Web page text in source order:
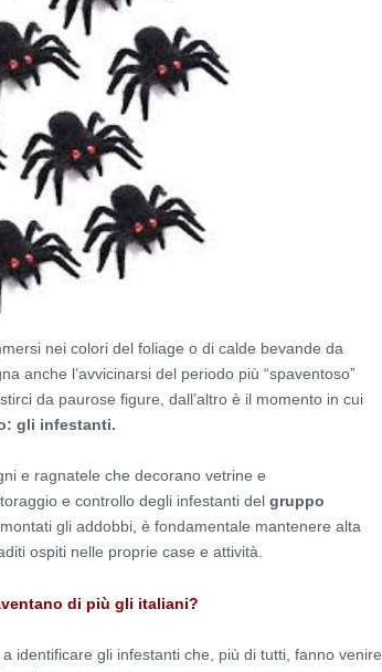
nei colori del foliage o di calde bevande da
anche l’avvicinarsi del periodo più “spaventoso”
da paurose figure, dall’altro è il momento in cui
gli infestanti.
e ragnatele che decorano vetrine e
e controllo degli infestanti delgruppo
gli addobbi, è fondamentale mantenere alta
ospiti nelle proprie case e attività.
di più gli italiani?
identificare gli infestanti che, più di tutti, fanno venire